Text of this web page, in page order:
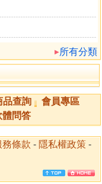
所有分類
品查詢
會員專區
體問答
務條款 - 隱私權政策 -